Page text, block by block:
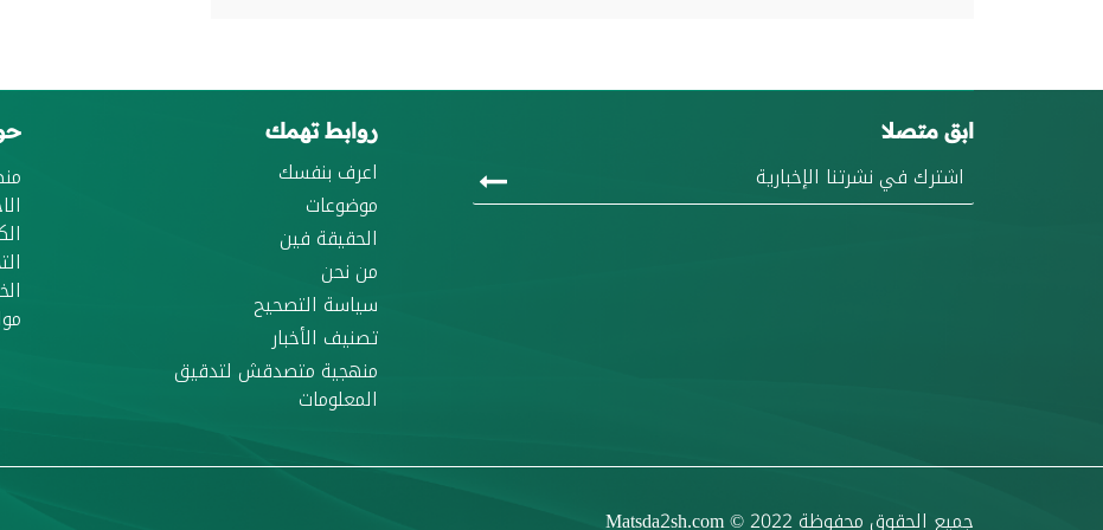
ابق متصلا روابط تهمك
اعرف بنفسك
موضوعات
الحقيقة فين
من نحن
سياسة التصحيح
تصنيف الأخبار
منهجية متصدقش لتدقيق
المعلومات
جميع الحقوق محفوظة Matsda2sh.com© 2022